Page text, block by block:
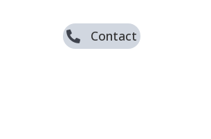
 Contact